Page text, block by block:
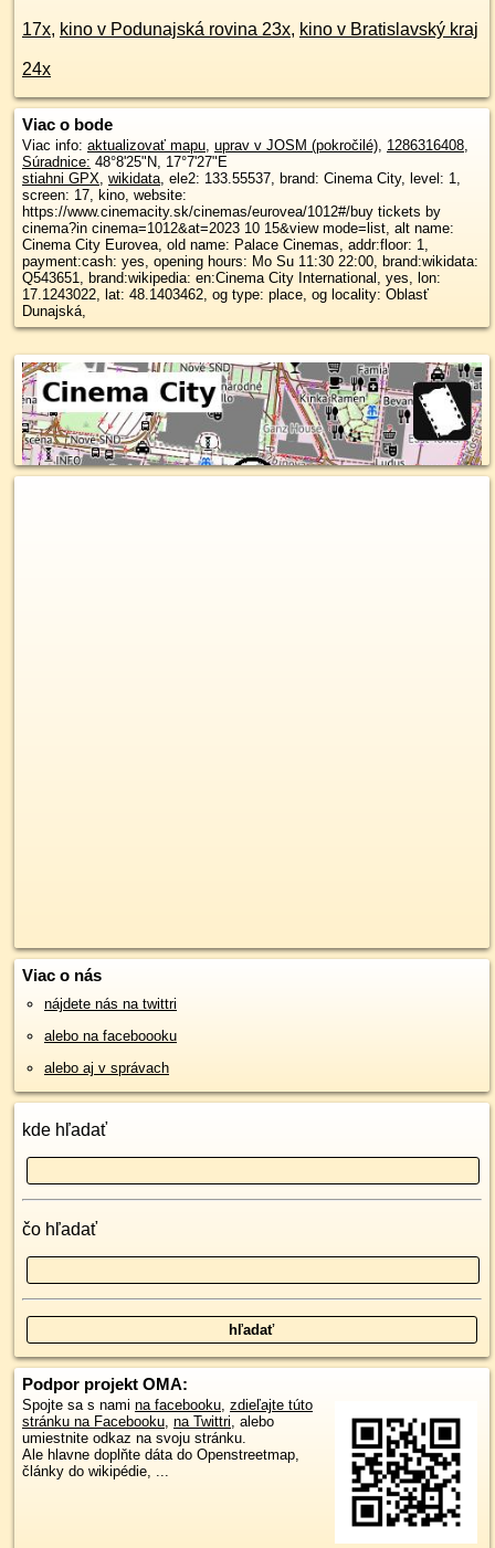
17x, kino v Podunajská rovina 23x, kino v Bratislavský kraj
24x
Viac o bode
Viac info: aktualizovať mapu uprav v JOSM (pokročilé) 1286316408
Súradnice: 48°8'25"N
17°7'27"E
stiahni GPX wikidata , ele2: 133.55537, brand: Cinema City, level: 1,
screen: 17, kino, website:
https://www.cinemacity.sk/cinemas/eurovea/1012#/buy tickets by
cinema?in cinema=1012&at=2023 10 15&view mode=list, alt name:
Cinema City Eurovea, old name: Palace Cinemas, addr:floor: 1,
payment:cash: yes, opening hours: Mo Su 11:30 22:00, brand:wikidata:
Q543651, brand:wikipedia: en:Cinema City International, yes, lon:
17.1243022, lat: 48.1403462, og type: place, og locality: Oblasť
Dunajská,
Viac o nás
nájdete nás na twittri
alebo na faceboooku
alebo aj v správach
kde hľadať
čo hľadať
Podpor projekt OMA:
Spojte sa s nami na facebooku zdieľajte túto
stránku na Facebooku na Twittri , alebo
umiestnite odkaz na svoju stránku.
Ale hlavne doplňte dáta do Openstreetmap,
články do wikipédie, ...